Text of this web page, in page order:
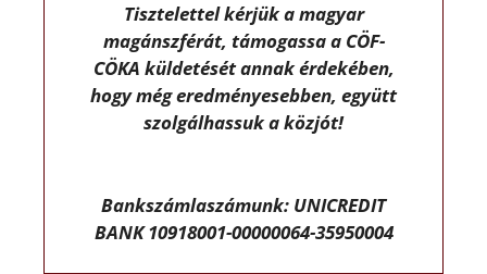
Tisztelettel kérjük a magyar
magánszférát, támogassa a CÖF-
CÖKA küldetését annak érdekében,
hogy még eredményesebben, együtt
szolgálhassuk a közjót!
Bankszámlaszámunk: UNICREDIT
BANK 10918001-00000064-35950004